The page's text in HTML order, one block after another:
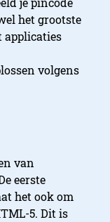
het grootste
applicaties
volgens
van
eerste
het ook om
5. Dit is